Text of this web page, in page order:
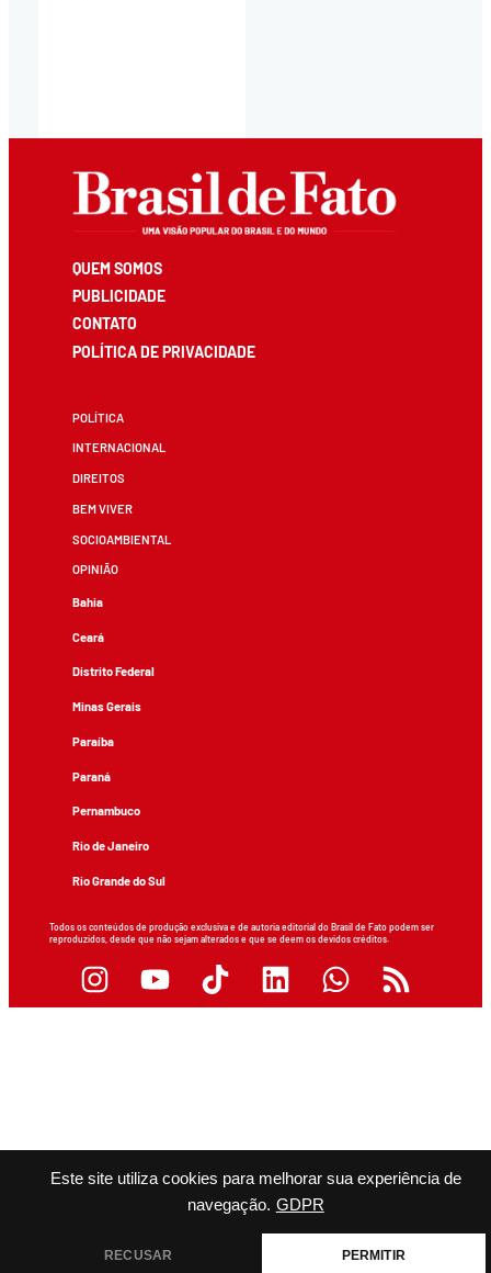
Este site utiliza cookies para melhorar sua experiência de
navegação. GDPR
RECUSAR PERMITIR
QUEM SOMOS
PUBLICIDADE
CONTATO
POLÍTICA DE PRIVACIDADE
POLÍTICA
INTERNACIONAL
DIREITOS
BEM VIVER
SOCIOAMBIENTAL
OPINIÃO
Bahia
Ceará
Distrito Federal
Minas Gerais
Paraíba
Paraná
Pernambuco
Rio de Janeiro
Rio Grande do Sul
Todos os conteúdos de produção exclusiva e de autoria editorial do Brasil de Fato podem ser
reproduzidos, desde que não sejam alterados e que se deem os devidos créditos.